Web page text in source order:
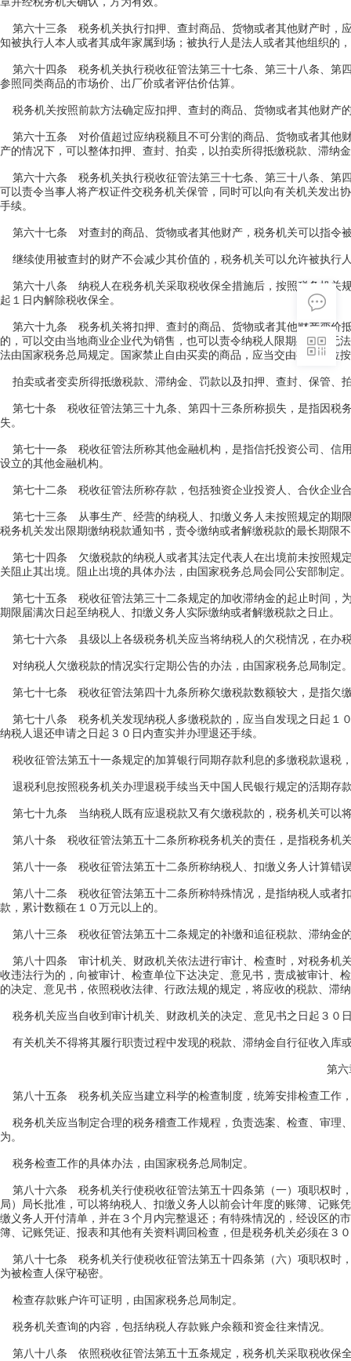
第六十三条 税务机关执行扣押、查封商品、货物或者其他财产时，
知被执行人本人或者其成年家属到场；被执行人是法人或者其他组织的
第六十四条 税务机关执行税收征管法第三十七条、第三十八条、第
参照同类商品的市场价、出厂价或者评估价估算。
税务机关按照前款方法确定应扣押、查封的商品、货物或者其他财产
第六十五条 对价值超过应纳税额且不可分割的商品、货物或者其他
产的情况下，可以整体扣押、查封、拍卖，以拍卖所得抵缴税款、滞纳
第六十六条 税务机关执行税收征管法第三十七条、第三十八条、第
可以责令当事人将产权证件交税务机关保管，同时可以向有关机关发出
手续。
第六十七条 对查封的商品、货物或者其他财产，税务机关可以指令
继续使用被查封的财产不会减少其价值的，税务机关可以允许被执行
第六十八条 纳税人在税务机关采取税收保全措施后，按照税务机关
起１日内解除税收保全。
第六十九条 税务机关将扣押、查封的商品、货物或者其他财产变价
的，可以交由当地商业企业代为销售，也可以责令纳税人限期处理；无
法由国家税务总局规定。国家禁止自由买卖的商品，应当交由有关单位
拍卖或者变卖所得抵缴税款、滞纳金、罚款以及扣押、查封、保管、
第七十条 税收征管法第三十九条、第四十三条所称损失，是指因税
失。
第七十一条 税收征管法所称其他金融机构，是指信托投资公司、信
设立的其他金融机构。
第七十二条 税收征管法所称存款，包括独资企业投资人、合伙企业
第七十三条 从事生产、经营的纳税人、扣缴义务人未按照规定的期
税务机关发出限期缴纳税款通知书，责令缴纳或者解缴税款的最长期限
第七十四条 欠缴税款的纳税人或者其法定代表人在出境前未按照规
关阻止其出境。阻止出境的具体办法，由国家税务总局会同公安部制定。
第七十五条 税收征管法第三十二条规定的加收滞纳金的起止时间，
期限届满次日起至纳税人、扣缴义务人实际缴纳或者解缴税款之日止。
第七十六条 县级以上各级税务机关应当将纳税人的欠税情况，在办
对纳税人欠缴税款的情况实行定期公告的办法，由国家税务总局制定
第七十七条 税收征管法第四十九条所称欠缴税款数额较大，是指欠
第七十八条 税务机关发现纳税人多缴税款的，应当自发现之日起１
纳税人退还申请之日起３０日内查实并办理退还手续。
税收征管法第五十一条规定的加算银行同期存款利息的多缴税款退税
退税利息按照税务机关办理退税手续当天中国人民银行规定的活期存
第七十九条 当纳税人既有应退税款又有欠缴税款的，税务机关可以
第八十条 税收征管法第五十二条所称税务机关的责任，是指税务机
第八十一条 税收征管法第五十二条所称纳税人、扣缴义务人计算错
第八十二条 税收征管法第五十二条所称特殊情况，是指纳税人或者
款，累计数额在１０万元以上的。
第八十三条 税收征管法第五十二条规定的补缴和追征税款、滞纳金
第八十四条 审计机关、财政机关依法进行审计、检查时，对税务机
收违法行为的，向被审计、检查单位下达决定、意见书，责成被审计、
的决定、意见书，依照税收法律、行政法规的规定，将应收的税款、滞
税务机关应当自收到审计机关、财政机关的决定、意见书之日起３０
有关机关不得将其履行职责过程中发现的税款、滞纳金自行征收入库
第六
第八十五条 税务机关应当建立科学的检查制度，统筹安排检查工作
税务机关应当制定合理的税务稽查工作规程，负责选案、检查、审理
为。
税务检查工作的具体办法，由国家税务总局制定。
第八十六条 税务机关行使税收征管法第五十四条第（一）项职权时
局）局长批准，可以将纳税人、扣缴义务人以前会计年度的账簿、记账
缴义务人开付清单，并在３个月内完整退还；有特殊情况的，经设区的
簿、记账凭证、报表和其他有关资料调回检查，但是税务机关必须在３
第八十七条 税务机关行使税收征管法第五十四条第（六）项职权时
为被检查人保守秘密。
检查存款账户许可证明，由国家税务总局制定。
税务机关查询的内容，包括纳税人存款账户余额和资金往来情况。
第八十八条 依照税收征管法第五十五条规定，税务机关采取税收保